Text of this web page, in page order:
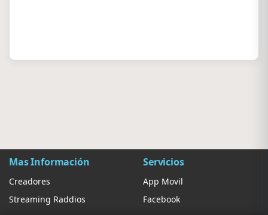
Mas Información
Creadores
Streaming Raddios
Servicios
App Movil
Facebook